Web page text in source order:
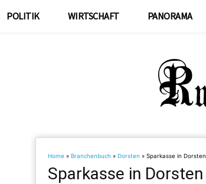
POLITIK WIRTSCHAFT PANORAMA
Home » Branchenbuch » Dorsten » Sparkasse in Dorsten
Sparkasse in Dorsten